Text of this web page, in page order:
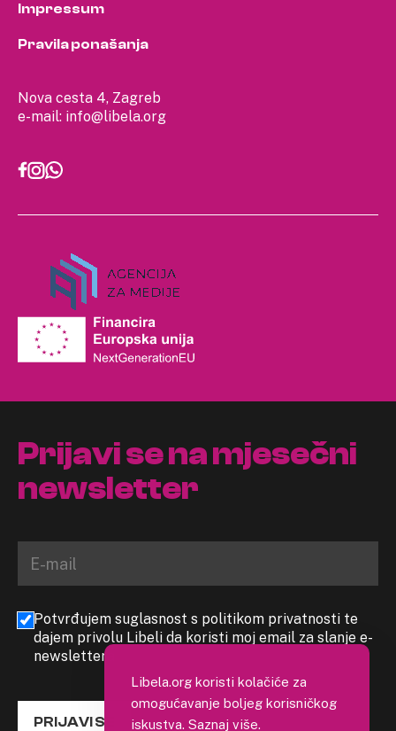
Nova cesta 4, Zagreb
e-mail: info@libela.org
Impressum
Pravila ponašanja
Prijavi se na mjesečni
newsletter
Potvrđujem suglasnost s politikom privatnosti te
dajem privolu Libeli da koristi moj email za slanje e-
newslettera
PRIJAVI SE
Libela.org koristi kolačiće za
omogućavanje boljeg korisničkog
iskustva. Saznaj više.